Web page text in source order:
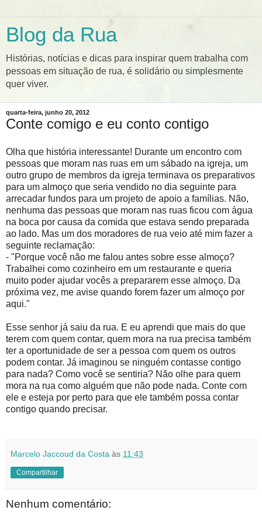
Blog da Rua
Histórias, notícias e dicas para inspirar quem trabalha com
pessoas em situação de rua, é solidário ou simplesmente
quer viver.
quarta-feira, junho 20, 2012
Conte comigo e eu conto contigo
Olha que história interessante! Durante um encontro com
pessoas que moram nas ruas em um sábado na igreja, um
outro grupo de membros da igreja terminava os preparativos
para um almoço que seria vendido no dia seguinte para
arrecadar fundos para um projeto de apoio a famílias. Não,
nenhuma das pessoas que moram nas ruas ficou com água
na boca por causa da comida que estava sendo preparada
ao lado. Mas um dos moradores de rua veio até mim fazer a
seguinte reclamação:
- "Porque você não me falou antes sobre esse almoço?
Trabalhei como cozinheiro em um restaurante e queria
muito poder ajudar vocês a prepararem esse almoço. Da
próxima vez, me avise quando forem fazer um almoço por
aqui."
Esse senhor já saiu da rua. E eu aprendi que mais do que
terem com quem contar, quem mora na rua precisa também
ter a oportunidade de ser a pessoa com quem os outros
podem contar. Já imaginou se ninguém contasse contigo
para nada? Como você se sentiria? Não olhe para quem
mora na rua como alguém que não pode nada. Conte com
ele e esteja por perto para que ele também possa contar
contigo quando precisar.
Marcelo Jaccoud da Costa às 11:43
Compartilhar
Nenhum comentário: